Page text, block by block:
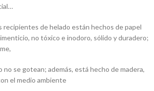
recipientes de helado están hechos de papel
no tóxico e inodoro, sólido y duradero;
no se gotean; además, está hecho de madera,
el medio ambiente